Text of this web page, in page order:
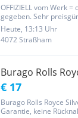
OFFIZIELL vom Werk
gegeben. Sehr
alt, 1A
Bilder von Vintage
Heute, 13:13 Uhr
4072 Straßham
Burago Rolls
€ 17
Burago Rolls Royce
Garantie, keine